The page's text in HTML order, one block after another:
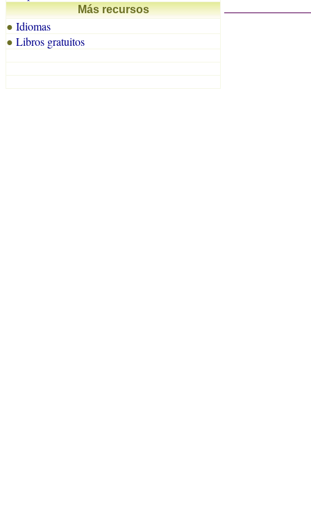
Más recursos
● Idiomas
● Libros gratuitos